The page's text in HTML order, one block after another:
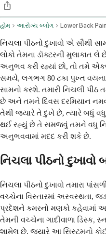
હોમ આરોગ્ય બ્લોગ
નિચલા પીઠનો દુખાવો એ સૌથી
લોકો તેમના ડૉક્ટરની મુલાકાત
અનુભવ કરી રહ્યાં છો, તો તમે
સમયે, લગભગ 80 ટકા પુખ્ત વયના
સામનો કરશે. તમારી નિચલી પીઠ
છે અને તમને દિવસ દરમિયાન
તેથી જ્યારે તે દુખે છે, ત્યારે બધું વધુ
થઈ રહ્યું છે તે સમજવું તમને વધુ
અનુભવવામાં મદદ કરી શકે છે.
નિચલા પીઠનો દુખાવો
નિચલા પીઠનો દુખાવો તમારા
વચ્ચેના વિસ્તારમાં અસ્વસ્થતા,
પ્રદેશને કમરનો મણકો કહેવામાં
તેમની વચ્ચેના ગાદીવાળા
શામેલ છે. જ્યારે આ સિસ્ટમનો